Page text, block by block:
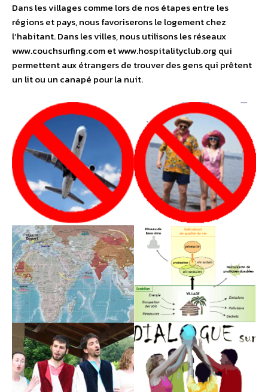
Dans les villages comme lors de nos étapes entre les
régions et pays, nous favoriserons le logement chez
l’habitant. Dans les villes, nous utilisons les réseaux
www.couchsurfing.com et www.hospitalityclub.org qui
permettent aux étrangers de trouver des gens qui prêtent
un lit ou un canapé pour la nuit.